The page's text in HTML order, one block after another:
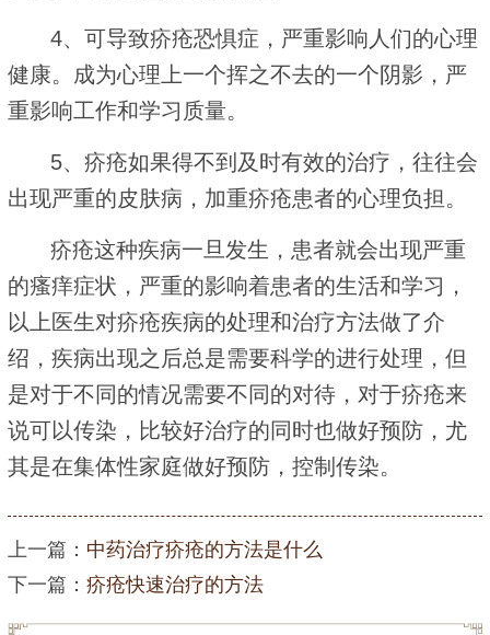
4、可导致疥疮恐惧症，严重影响人们的心理
健康。成为心理上一个挥之不去的一个阴影，严
重影响工作和学习质量。
5、疥疮如果得不到及时有效的治疗，往往会
出现严重的皮肤病，加重疥疮患者的心理负担。
疥疮这种疾病一旦发生，患者就会出现严重
的瘙痒症状，严重的影响着患者的生活和学习，
以上医生对疥疮疾病的处理和治疗方法做了介
绍，疾病出现之后总是需要科学的进行处理，但
是对于不同的情况需要不同的对待，对于疥疮来
说可以传染，比较好治疗的同时也做好预防，尤
其是在集体性家庭做好预防，控制传染。
上一篇： 中药治疗疥疮的方法是什么
下一篇： 疥疮快速治疗的方法